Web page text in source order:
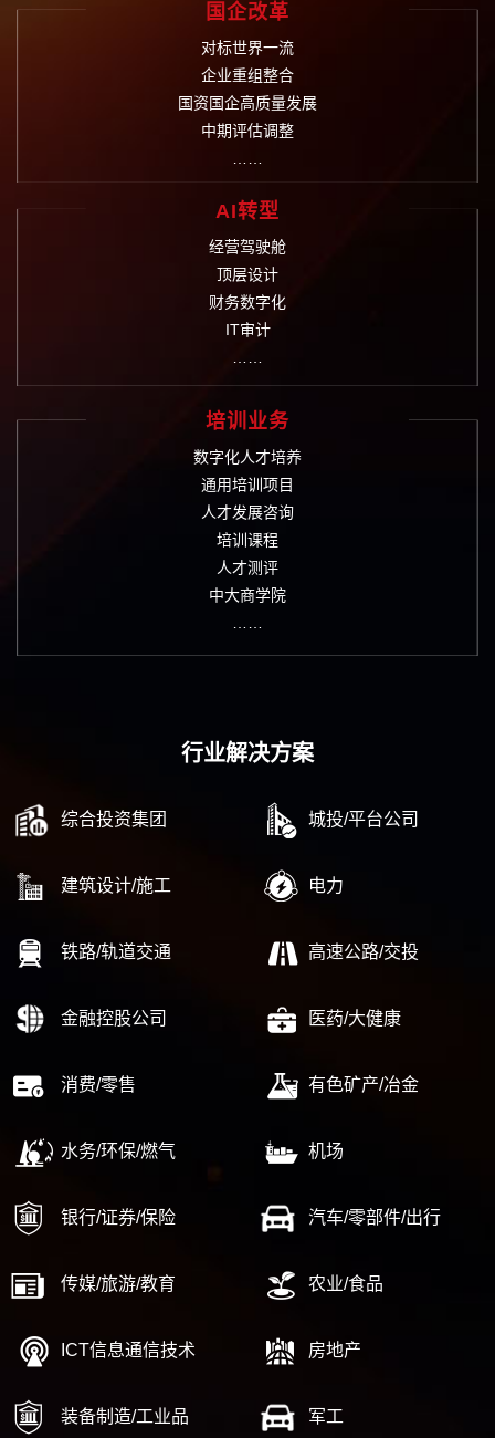
国企改革
对标世界一流
企业重组整合
国资国企高质量发展
中期评估调整
AI转型
经营驾驶舱
顶层设计
财务数字化
IT审计
培训业务
数字化人才培养
通用培训项目
人才发展咨询
培训课程
人才测评
中大商学院
行业解决方案
综合投资集团 城投/平台公司
建筑设计/施工 电力
铁路/轨道交通 高速公路/交投
金融控股公司 医药/大健康
消费/零售 有色矿产/冶金
水务/环保/燃气 机场
银行/证券/保险 汽车/零部件/出行
传媒/旅游/教育 农业/食品
ICT信息通信技术 房地产
装备制造/工业品 军工